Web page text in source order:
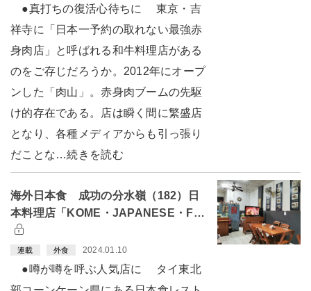
●真打ちの復活心待ちに 東京・吉
祥寺に「日本一予約の取れない最強赤
身肉店」と呼ばれる和牛料理店がある
のをご存じだろうか。2012年にオープ
ンした「肉山」。赤身肉ブームの先駆
け的存在である。店は瞬く間に繁盛店
となり、各種メディアからも引っ張り
だことな…続きを読む
海外日本食 成功の分水嶺（182）日
本料理店「KOME・JAPANESE・F…
連載 外食 2024.01.10
●噂が噂を呼ぶ人気店に タイ東北